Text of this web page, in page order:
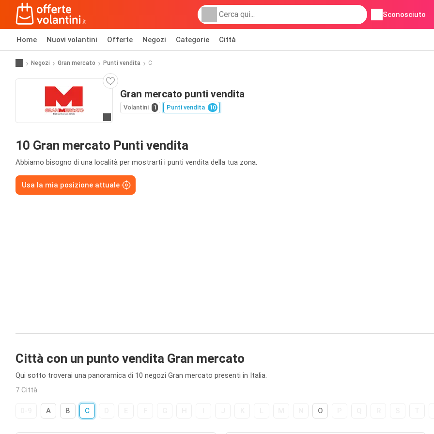
Sconosciuto
Home Nuovi volantini Offerte Negozi Categorie Città
Negozi Gran mercato Punti vendita C
Gran mercato punti vendita
Volantini 1 Punti vendita 10
10 Gran mercato Punti vendita
Abbiamo bisogno di una località per mostrarti i punti vendita della tua zona.
Usa la mia posizione attuale
Città con un punto vendita Gran mercato
Qui sotto troverai una panoramica di 10 negozi Gran mercato presenti in Italia.
7 Città
A B C O